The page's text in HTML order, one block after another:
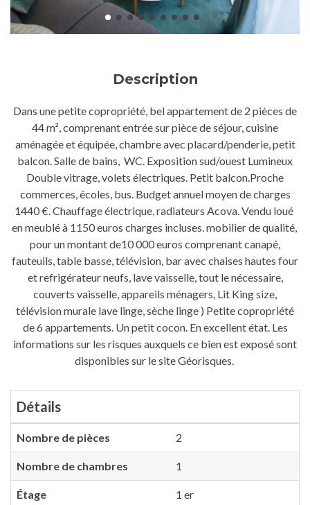
Description
Dans une petite copropriété, bel appartement de 2 pièces de
44 m², comprenant entrée sur pièce de séjour, cuisine
aménagée et équipée, chambre avec placard/penderie, petit
balcon. Salle de bains, WC. Exposition sud/ouest Lumineux
Double vitrage, volets électriques. Petit balcon.Proche
commerces, écoles, bus. Budget annuel moyen de charges
1440 €. Chauffage électrique, radiateurs Acova. Vendu loué
en meublé à 1150 euros charges incluses. mobilier de qualité,
pour un montant de10 000 euros comprenant canapé,
fauteuils, table basse, télévision, bar avec chaises hautes four
et refrigérateur neufs, lave vaisselle, tout le nécessaire,
couverts vaisselle, appareils ménagers, Lit King size,
télévision murale lave linge, sèche linge ) Petite copropriété
de 6 appartements. Un petit cocon. En excellent état. Les
informations sur les risques auxquels ce bien est exposé sont
disponibles sur le site Géorisques.
Détails
Nombre de pièces 2
Nombre de chambres 1
Étage 1 er